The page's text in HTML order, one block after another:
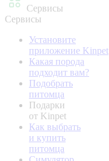
Сервисы
Сервисы
Установите
приложение Kinpet
Какая порода
подходит вам?
Подобрать
питомца
Подарки
от Kinpet
Как выбрать
и купить
питомца